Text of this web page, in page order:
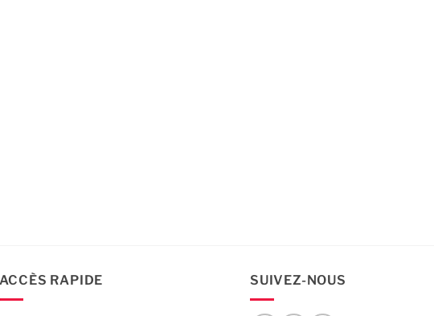
ACCÈS RAPIDE SUIVEZ-NOUS